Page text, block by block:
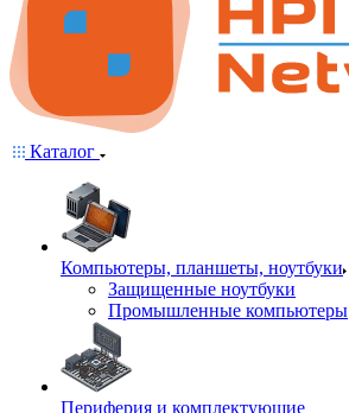
Каталог
Компьютеры, планшеты, ноутбуки
Защищенные ноутбуки
Промышленные компьютеры
Периферия и комплектующие